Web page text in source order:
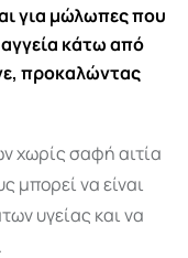
για μώλωπες που
κάτω από
προκαλώντας
χωρίς σαφή αιτία
μπορεί να είναι
υγείας και να